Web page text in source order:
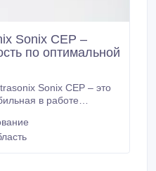
Sonix CEP –
по оптимальной
Sonix CEP – это
в работе
специально